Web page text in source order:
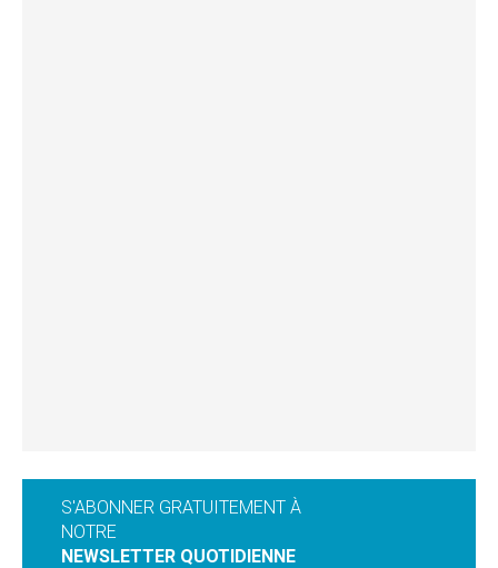
S'ABONNER GRATUITEMENT À
NOTRE
NEWSLETTER QUOTIDIENNE